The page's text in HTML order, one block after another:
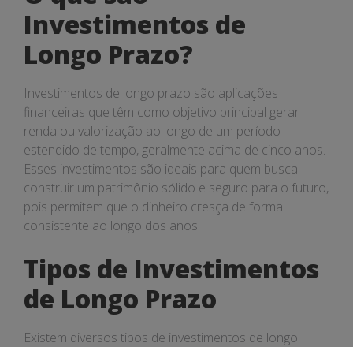
Investimentos de
Longo Prazo?
Investimentos de longo prazo são aplicações
financeiras que têm como objetivo principal gerar
renda ou valorização ao longo de um período
estendido de tempo, geralmente acima de cinco anos.
Esses investimentos são ideais para quem busca
construir um patrimônio sólido e seguro para o futuro,
pois permitem que o dinheiro cresça de forma
consistente ao longo dos anos.
Tipos de Investimentos
de Longo Prazo
Existem diversos tipos de investimentos de longo